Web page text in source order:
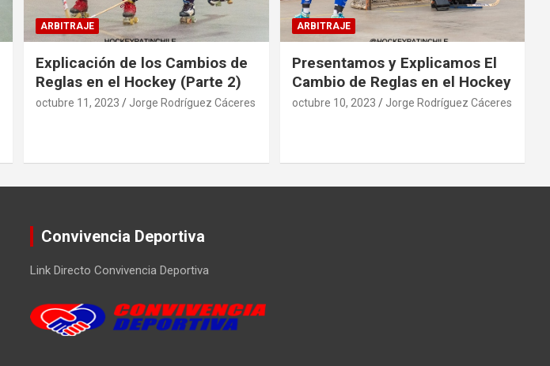
ARBITRAJE
Explicación de los Cambios de
Reglas en el Hockey (Parte 2)
octubre 11, 2023 Jorge Rodríguez Cáceres
ARBITRAJE
Presentamos y Explicamos El
Cambio de Reglas en el Hockey
octubre 10, 2023 Jorge Rodríguez Cáceres
Convivencia Deportiva
Link Directo Convivencia Deportiva